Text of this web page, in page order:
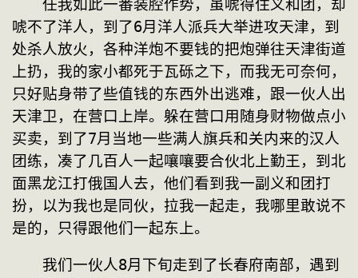
任我如此一番装腔作势，虽唬得住义和团，却
唬不了洋人，到了6月洋人派兵大举进攻天津，到
处杀人放火，各种洋炮不要钱的把炮弹往天津街道
上扔，我的家小都死于瓦砾之下，而我无可奈何，
只好贴身带了些值钱的东西外出逃难，跟一伙人出
天津卫，在营口上岸。躲在营口用随身财物做点小
买卖，到了7月当地一些满人旗兵和关内来的汉人
团练，凑了几百人一起嚷嚷要合伙北上勤王，到北
面黑龙江打俄国人去，他们看到我一副义和团打
扮，以为我也是同伙，拉我一起走，我哪里敢说不
是的，只得跟他们一起东上。
我们一伙人8月下旬走到了长春府南部，遇到